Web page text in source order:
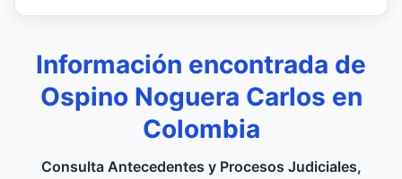
Información encontrada de
Ospino Noguera Carlos en
Colombia
Consulta Antecedentes y Procesos Judiciales,